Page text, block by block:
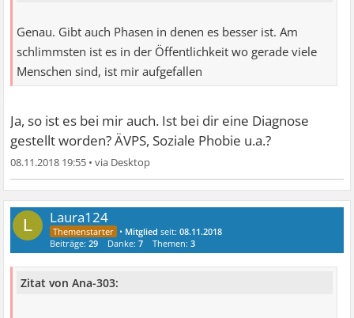
Genau. Gibt auch Phasen in denen es besser ist. Am
schlimmsten ist es in der Öffentlichkeit wo gerade viele
Menschen sind, ist mir aufgefallen
Ja, so ist es bei mir auch. Ist bei dir eine Diagnose
gestellt worden? ÄVPS, Soziale Phobie u.a.?
08.11.2018 19:55 •
L Laura124
• Mitglied seit:08.11.2018
Beiträge:29 Danke:7 Themen:3
Zitat von Ana-303: